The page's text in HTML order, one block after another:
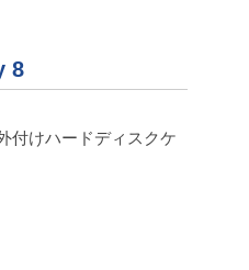
8
付けハードディスクケ